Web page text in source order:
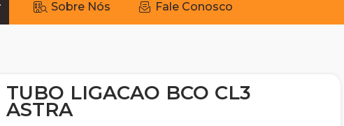
Sobre Nós Fale Conosco
TUBO LIGACAO BCO CL3
ASTRA